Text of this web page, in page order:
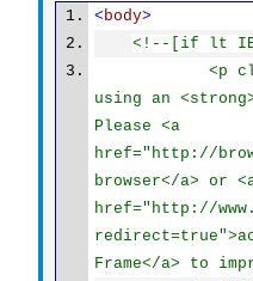
<body>
<!--[if lt IE
<p
using an
Please <a
href="http://
browser</a> or
href="http://
Frame</a> to